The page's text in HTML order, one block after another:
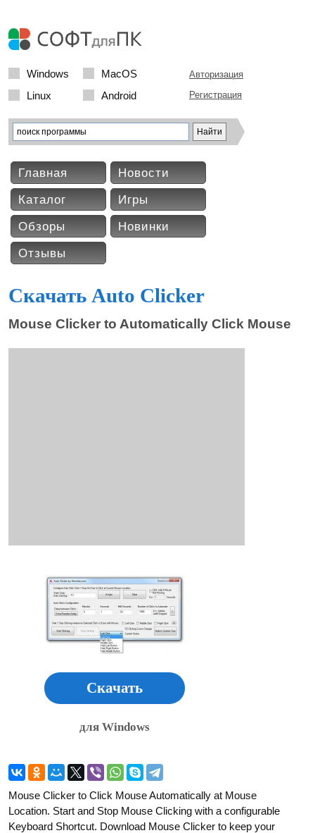
Windows
MacOS
Linux
Android
Авторизация
Регистрация
Главная
Новости
Каталог
Игры
Обзоры
Новинки
Отзывы
Скачать Auto Clicker
Mouse Clicker to Automatically Click Mouse
Скачать
для Windows
Mouse Clicker to Click Mouse Automatically at Mouse
Location. Start and Stop Mouse Clicking with a configurable
Keyboard Shortcut. Download Mouse Clicker to keep your